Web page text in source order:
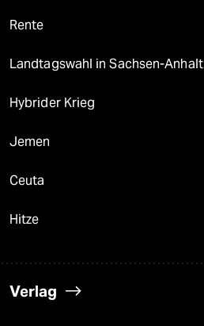
Rente
Landtagswahl in Sachsen-Anhalt
Hybrider Krieg
Jemen
Ceuta
Hitze
Verlag